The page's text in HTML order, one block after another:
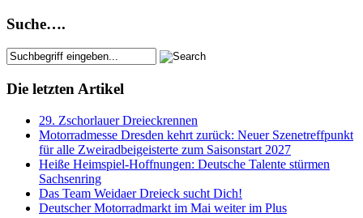
Suche….
Die letzten Artikel
29. Zschorlauer Dreieckrennen
Motorradmesse Dresden kehrt zurück: Neuer Szenetreffpunkt
für alle Zweiradbeigeisterte zum Saisonstart 2027
Heiße Heimspiel-Hoffnungen: Deutsche Talente stürmen
Sachsenring
Das Team Weidaer Dreieck sucht Dich!
Deutscher Motorradmarkt im Mai weiter im Plus